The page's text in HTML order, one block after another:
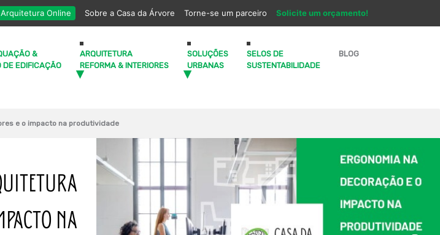
Arquitetura Online Sobre a Casa da Árvore Torne-se um parceiro Solicite um orçamento!
&
DE EDIFICAÇÃO
ARQUITETURA
REFORMA & INTERIORES
SOLUÇÕES
URBANAS
SELOS DE
SUSTENTABILIDADE
BLOG
e o impacto na produtividade
NA